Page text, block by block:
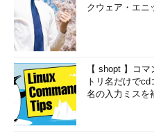
クウェア・エニ
【 shopt 】コ
トリ名だけで
名の入力ミスを